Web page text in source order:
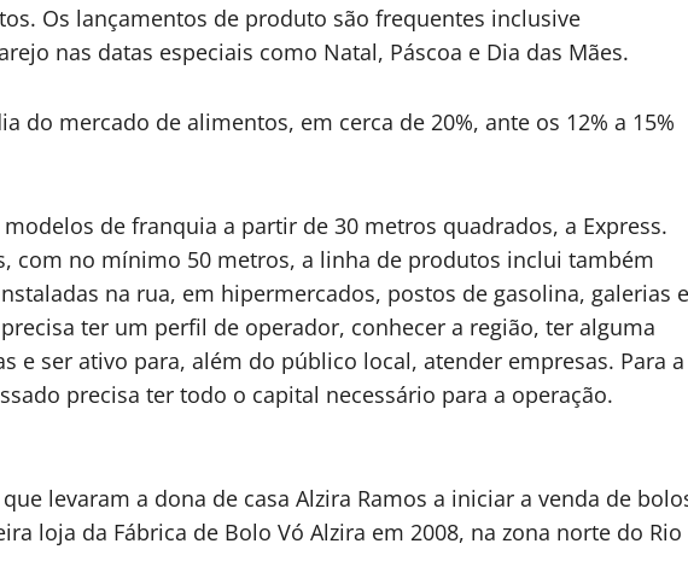
Os lançamentos de produto são frequentes inclusive
nas datas especiais como Natal, Páscoa e Dia das Mães.
do mercado de alimentos, em cerca de 20%, ante os 12% a 15%
de franquia a partir de 30 metros quadrados, a Express.
com no mínimo 50 metros, a linha de produtos inclui também
na rua, em hipermercados, postos de gasolina, galerias e
ter um perfil de operador, conhecer a região, ter alguma
e ser ativo para, além do público local, atender empresas. Para a
precisa ter todo o capital necessário para a operação.
levaram a dona de casa Alzira Ramos a iniciar a venda de
loja da Fábrica de Bolo Vó Alzira em 2008, na zona norte do Rio